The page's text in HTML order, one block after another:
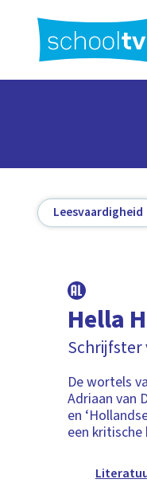
hoofdinhoud
Leesvaardigheid
Hella
Schrijfster
De wortels
Adriaan van
en
een